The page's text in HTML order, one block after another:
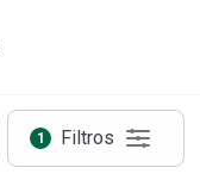
1 Filtros